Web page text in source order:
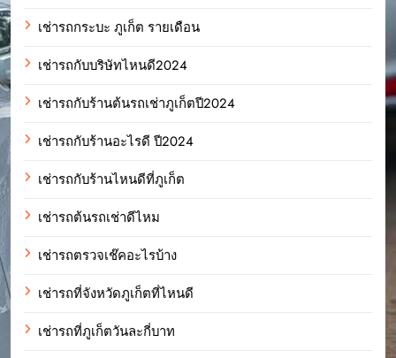
เช่ารถกระบะ ภูเก็ต รายเดือน
เช่ารถกับบริษัทไหนดี2024
เช่ารถกับร้านต้นรถเช่าภูเก็ตปี2024
เช่ารถกับร้านอะไรดี ปี2024
เช่ารถกับร้านไหนดีที่ภูเก็ต
เช่ารถต้นรถเช่าดีไหม
เช่ารถตรวจเช๊คอะไรบ้าง
เช่ารถที่จังหวัดภูเก็ตที่ไหนดี
เช่ารถที่ภูเก็ตวันละกี่บาท